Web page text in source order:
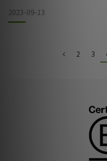
髮」怎麼養？應從挑對洗髮精
要注重的要點。養髮可不是只
2023-09-13
2 3